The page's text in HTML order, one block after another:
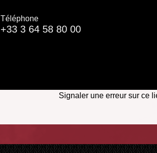
Téléphone
+33 3 64 58 80 00
Signaler une erreur sur ce